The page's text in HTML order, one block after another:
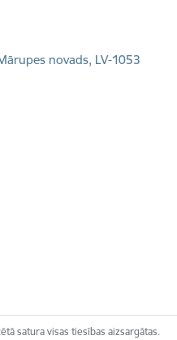
novads, LV-1053
satura visas tiesības aizsargātas.